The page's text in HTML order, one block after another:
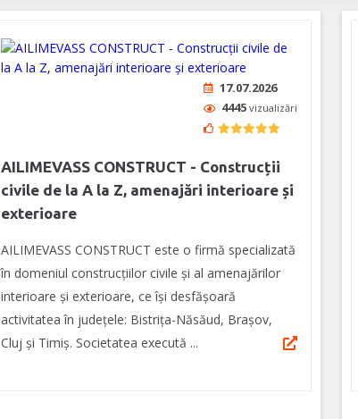
17.07.2026
4445 vizualizări
AILIMEVASS CONSTRUCT - Construcții
civile de la A la Z, amenajări interioare și
exterioare
AILIMEVASS CONSTRUCT este o firmă specializată
în domeniul construcțiilor civile și al amenajărilor
interioare și exterioare, ce își desfășoară
activitatea în județele: Bistrița-Năsăud, Brașov,
Cluj și Timiș. Societatea execută ...